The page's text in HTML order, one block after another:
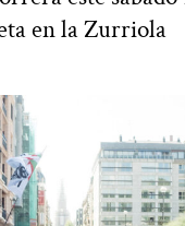
en la Zurriola